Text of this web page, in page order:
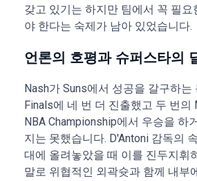
갖고 있기는 하지만 팀에서 꼭 필요
야 한다는 숙제가 남아 있었습니다.
언론의 호평과 슈퍼스타의
Nash가 Suns에서 성공을 갈구하는
Finals에 네 번 더 진출했고 두 번의
NBA Championship에서 우승을 하
지는 못했습니다. D'Antoni 감독의
대에 올려놓았을 때 이를 진두지휘
말로 위협적인 외곽슛과 함께 내부